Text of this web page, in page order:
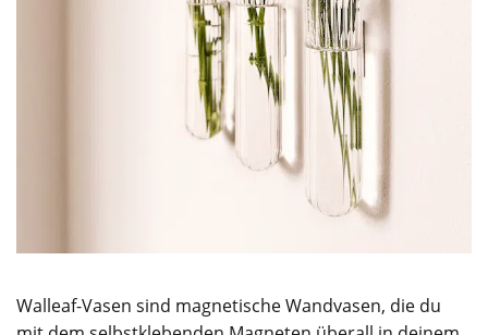
Walleaf-Vasen sind magnetische Wandvasen, die du